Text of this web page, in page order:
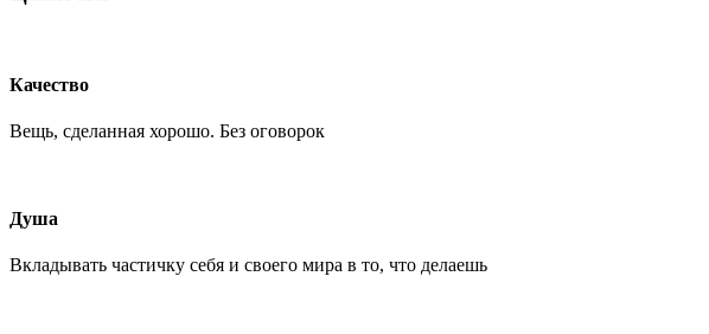
Качество
Вещь, сделанная хорошо. Без оговорок
Душа
Вкладывать частичку себя и своего мира в то, что делаешь